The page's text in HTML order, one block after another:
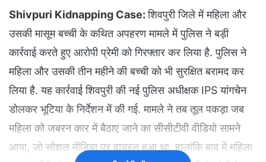
Shivpuri Kidnapping Case:शिवपुरी जिले में महिला और
उसकी मासूम बच्ची के कथित अपहरण मामले में पुलिस ने बड़ी
कार्रवाई करते हुए आरोपी प्रेमी को गिरफ्तार कर लिया है. पुलिस ने
महिला और उसकी तीन महीने की बच्ची को भी सुरक्षित बरामद कर
लिया है. यह कार्रवाई शिवपुरी की नई पुलिस अधीक्षक IPS यांगचेन
डोलकर भूटिया के निर्देशन में की गई. मामले ने तब तूल पकड़ा जब
महिला को जबरन कार में बैठाए जाने का सीसीटीवी वीडियो सामने
आया, जो सोशल मीडिया पर वायरल हुआ था. हालांकि बाद में महिला